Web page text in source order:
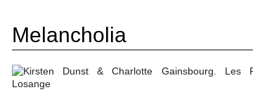
Melancholia